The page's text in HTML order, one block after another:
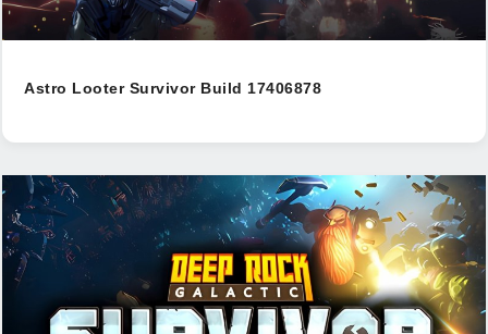
Astro Looter Survivor Build 17406878